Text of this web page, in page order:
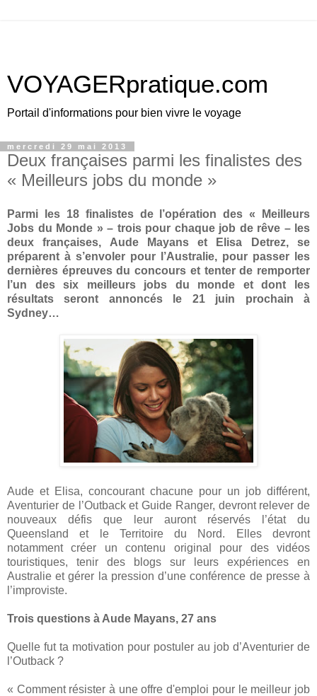
VOYAGERpratique.com
Portail d'informations pour bien vivre le voyage
mercredi 29 mai 2013
Deux françaises parmi les finalistes des
« Meilleurs jobs du monde »
Parmi les 18 finalistes de l’opération des « Meilleurs
Jobs du Monde » – trois pour chaque job de rêve – les
deux françaises, Aude Mayans et Elisa Detrez, se
préparent à s’envoler pour l’Australie, pour passer les
dernières épreuves du concours et tenter de remporter
l’un des six meilleurs jobs du monde et dont les
résultats seront annoncés le 21 juin prochain à
Sydney…
Aude et Elisa, concourant chacune pour un job différent,
Aventurier de l’Outback et Guide Ranger, devront relever de
nouveaux défis que leur auront réservés l’état du
Queensland et le Territoire du Nord. Elles devront
notamment créer un contenu original pour des vidéos
touristiques, tenir des blogs sur leurs expériences en
Australie et gérer la pression d’une conférence de presse à
l’improviste.
Trois questions à Aude Mayans, 27 ans
Quelle fut ta motivation pour postuler au job d’Aventurier de
l’Outback ?
« Comment résister à une offre d'emploi pour le meilleur job